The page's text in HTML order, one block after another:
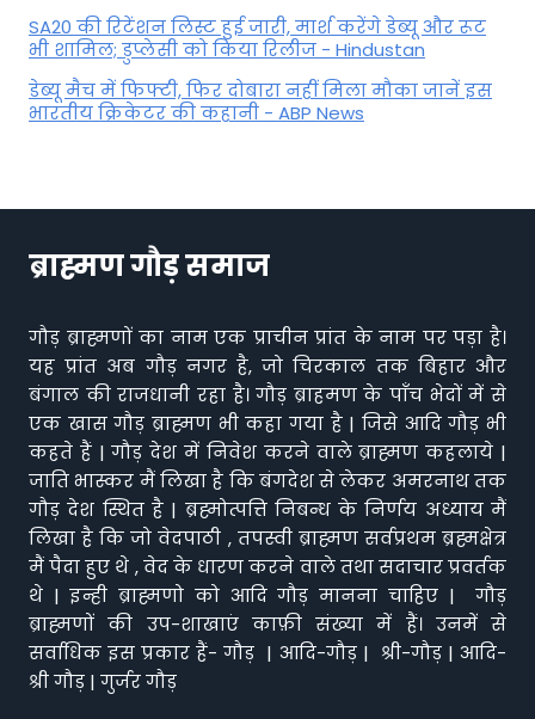
SA20 की रिटेंशन लिस्ट हुई जारी, मार्श करेंगे डेब्यू और रूट
भी शामिल; डुप्लेसी को किया रिलीज - Hindustan
डेब्यू मैच में फिफ्टी, फिर दोबारा नहीं मिला मौका जानें इस
भारतीय क्रिकेटर की कहानी - ABP News
ब्राह्मण गौड़ समाज
गौड़ ब्राह्मणों का नाम एक प्राचीन प्रांत के नाम पर पड़ा है।
यह प्रांत अब गौड़ नगर है, जो चिरकाल तक बिहार और
बंगाल की राजधानी रहा है। गौड़ ब्राहमण के पाँच भेदों में से
एक खास गौड़ ब्राह्मण भी कहा गया है | जिसे आदि गौड़ भी
कहते हैं | गौड़ देश में निवेश करने वाले ब्राह्मण कहलाये |
जाति भास्कर मैं लिखा है कि बंगदेश से लेकर अमरनाथ तक
गौड़ देश स्थित है | ब्रह्मोत्पत्ति निबन्ध के निर्णय अध्याय मैं
लिखा है कि जो वेदपाठी , तपस्वी ब्राह्मण सर्वप्रथम ब्रह्मक्षेत्र
मैं पैदा हुए थे , वेद के धारण करने वाले तथा सदाचार प्रवर्तक
थे | इन्ही ब्राह्मणो को आदि गौड़ मानना चाहिए | गौड़
ब्राह्मणों की उप-शाखाएं काफ़ी संख्या में हैं। उनमें से
सर्वाधिक इस प्रकार हैं- गौड़ | आदि-गौड़ | श्री-गौड़ | आदि-
श्री गौड़ | गुर्जर गौड़